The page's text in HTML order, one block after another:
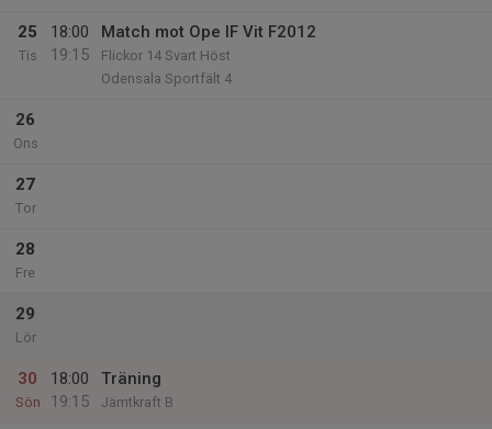
25
Tis
18:00
19:15
Match mot Ope IF Vit F2012
Flickor 14 Svart Höst
Odensala Sportfält 4
26
Ons
27
Tor
28
Fre
29
Lör
30
Sön
18:00
19:15
Träning
Jämtkraft B